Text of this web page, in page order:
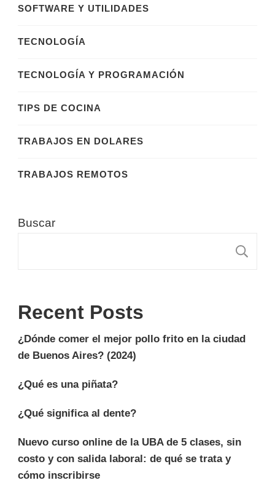
SOFTWARE Y UTILIDADES
TECNOLOGÍA
TECNOLOGÍA Y PROGRAMACIÓN
TIPS DE COCINA
TRABAJOS EN DOLARES
TRABAJOS REMOTOS
Buscar
Recent Posts
¿Dónde comer el mejor pollo frito en la ciudad
de Buenos Aires? (2024)
¿Qué es una piñata?
¿Qué significa al dente?
Nuevo curso online de la UBA de 5 clases, sin
costo y con salida laboral: de qué se trata y
cómo inscribirse